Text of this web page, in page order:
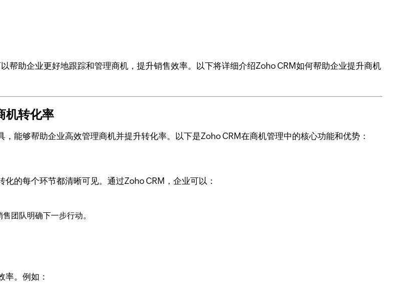
帮助企业更好地跟踪和管理商机，提升销售效率。以下将详细介绍Zoho CRM如何帮助企业提升商机
机转化率
能够帮助企业高效管理商机并提升转化率。以下是Zoho CRM在商机管理中的核心功能和优势：
的每个环节都清晰可见。通过Zoho CRM，企业可以：
团队明确下一步行动。
率。例如：